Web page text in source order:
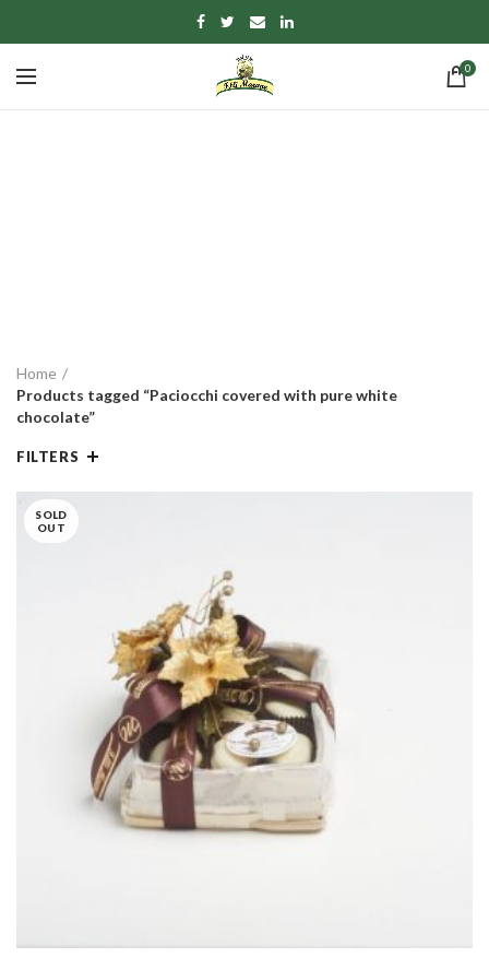
0
Home
Products tagged “Paciocchi covered with pure white
chocolate”
FILTERS
SOLD
OUT